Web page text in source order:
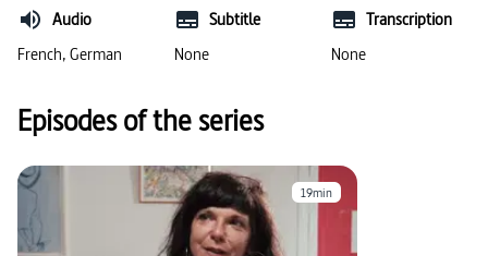
#énergie (sciences informatiques et techniques)
#biodiversité #dégradation de l’environnement
#préservation de l’environnement
Audio
French, German
Subtitle
None
Transcription
None
Episodes of the series
19min